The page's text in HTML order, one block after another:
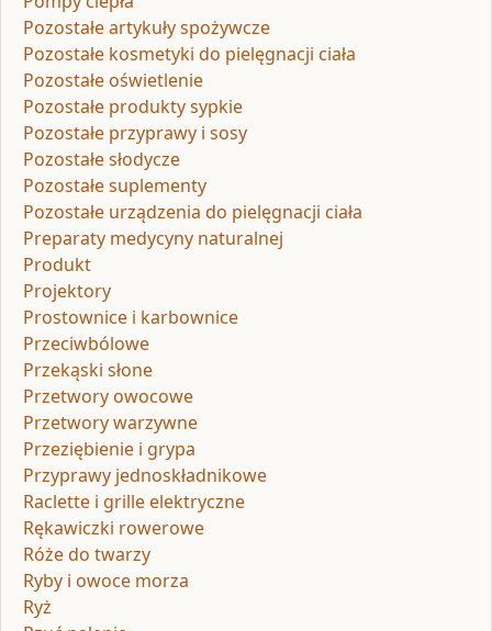
Pozostałe artykuły spożywcze
Pozostałe kosmetyki do pielęgnacji ciała
Pozostałe oświetlenie
Pozostałe produkty sypkie
Pozostałe przyprawy i sosy
Pozostałe słodycze
Pozostałe suplementy
Pozostałe urządzenia do pielęgnacji ciała
Preparaty medycyny naturalnej
Produkt
Projektory
Prostownice i karbownice
Przeciwbólowe
Przekąski słone
Przetwory owocowe
Przetwory warzywne
Przeziębienie i grypa
Przyprawy jednoskładnikowe
Raclette i grille elektryczne
Rękawiczki rowerowe
Róże do twarzy
Ryby i owoce morza
Ryż